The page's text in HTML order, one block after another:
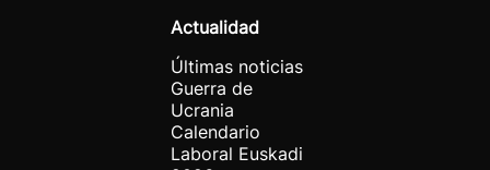
Actualidad
Últimas noticias
Guerra de
Ucrania
Calendario
Laboral Euskadi